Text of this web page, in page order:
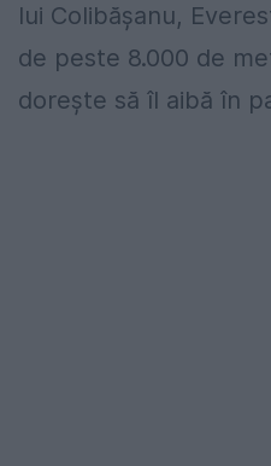
lui Colibășanu,
de peste 8.000 de
dorește să îl aibă în